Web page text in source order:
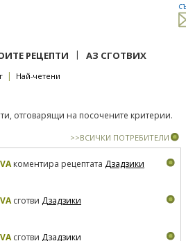
РЕЦЕПТИ | АЗ СГОТВИХ
| Най-четени
отговарящи на посочените критерии.
>>ВСИЧКИ ПОТРЕБИТЕЛИ
коментира рецептата Дзадзики
сготви Дзадзики
сготви Дзадзики